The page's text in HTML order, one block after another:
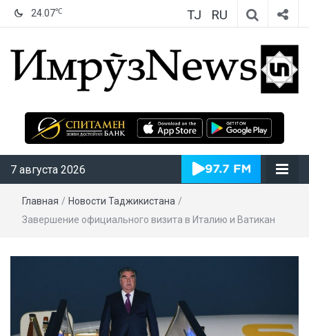
24.07℃ TJ RU
ИмрӯзNews
7 августа 2026
Главная / Новости Таджикистана /
Завершение официального визита в Италию и Ватикан